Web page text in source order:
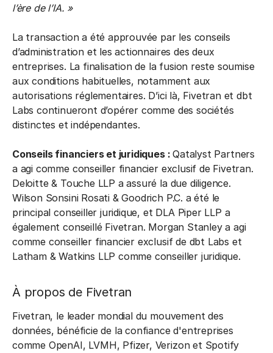
l’ère de l’IA. »
La transaction a été approuvée par les conseils
d’administration et les actionnaires des deux
entreprises. La finalisation de la fusion reste soumise
aux conditions habituelles, notamment aux
autorisations réglementaires. D’ici là, Fivetran et dbt
Labs continueront d’opérer comme des sociétés
distinctes et indépendantes.
Conseils financiers et juridiques :Qatalyst Partners
a agi comme conseiller financier exclusif de Fivetran.
Deloitte & Touche LLP a assuré la due diligence.
Wilson Sonsini Rosati & Goodrich P.C. a été le
principal conseiller juridique, et DLA Piper LLP a
également conseillé Fivetran. Morgan Stanley a agi
comme conseiller financier exclusif de dbt Labs et
Latham & Watkins LLP comme conseiller juridique.
À propos de Fivetran
Fivetran, le leader mondial du mouvement des
données, bénéficie de la confiance d'entreprises
comme OpenAI, LVMH, Pfizer, Verizon et Spotify